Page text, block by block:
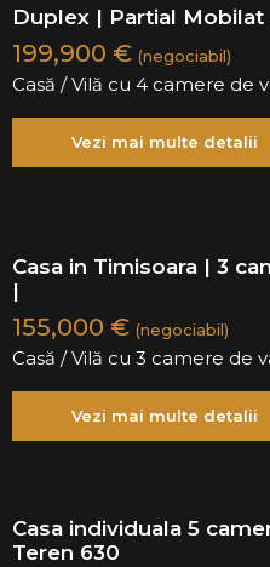
Duplex | Partial
199,900 € (negociabil)
Casă / Vilă cu 4 camere de
Vezi mai multe detalii
Casa in Timisoara | 3
|
155,000 € (negociabil)
Casă / Vilă cu 3 camere de
Vezi mai multe detalii
Casa individuala 5
Teren 630